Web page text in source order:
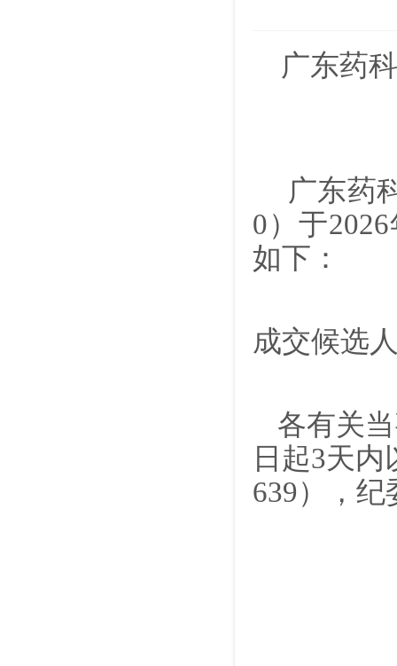
广东药
广东药
0）于
如下：
成交候选
各有关
日起3天内
639）
， 纪